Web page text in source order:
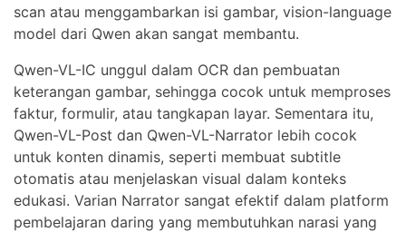
scan atau menggambarkan isi gambar, vision-language
model dari Qwen akan sangat membantu.
Qwen-VL-IC unggul dalam OCR dan pembuatan
keterangan gambar, sehingga cocok untuk memproses
faktur, formulir, atau tangkapan layar. Sementara itu,
Qwen-VL-Post dan Qwen-VL-Narrator lebih cocok
untuk konten dinamis, seperti membuat subtitle
otomatis atau menjelaskan visual dalam konteks
edukasi. Varian Narrator sangat efektif dalam platform
pembelajaran daring yang membutuhkan narasi yang